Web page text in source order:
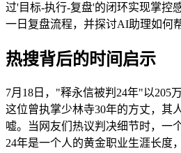
过'目标-执行-复盘'的闭环实现掌控
一日复盘流程，并探讨AI助理如何
热搜背后的时间启示
7月18日，"释永信被判24年"以205
这位曾执掌少林寺30年的方丈，其
嘘。当网友们热议判决细节时，一
24年是一个人的黄金职业生涯长度